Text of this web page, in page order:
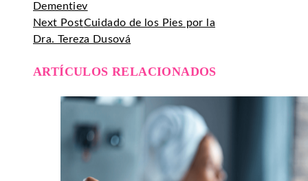
Dementiev
Next PostCuidado de los Pies por la
Dra. Tereza Dusová
ARTÍCULOS RELACIONADOS